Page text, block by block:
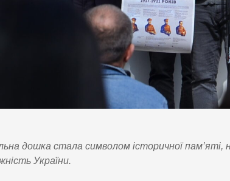
дошка стала символом історичної
України.